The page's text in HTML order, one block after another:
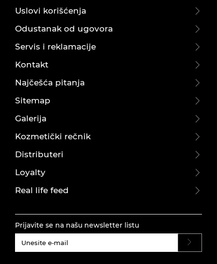
Uslovi korišćenja
Odustanak od ugovora
Servis i reklamacije
Kontakt
Najčešća pitanja
Sitemap
Galerija
Kozmetički rečnik
Distributeri
Loyalty
Real life feed
Prijavite se na našu newsletter listu